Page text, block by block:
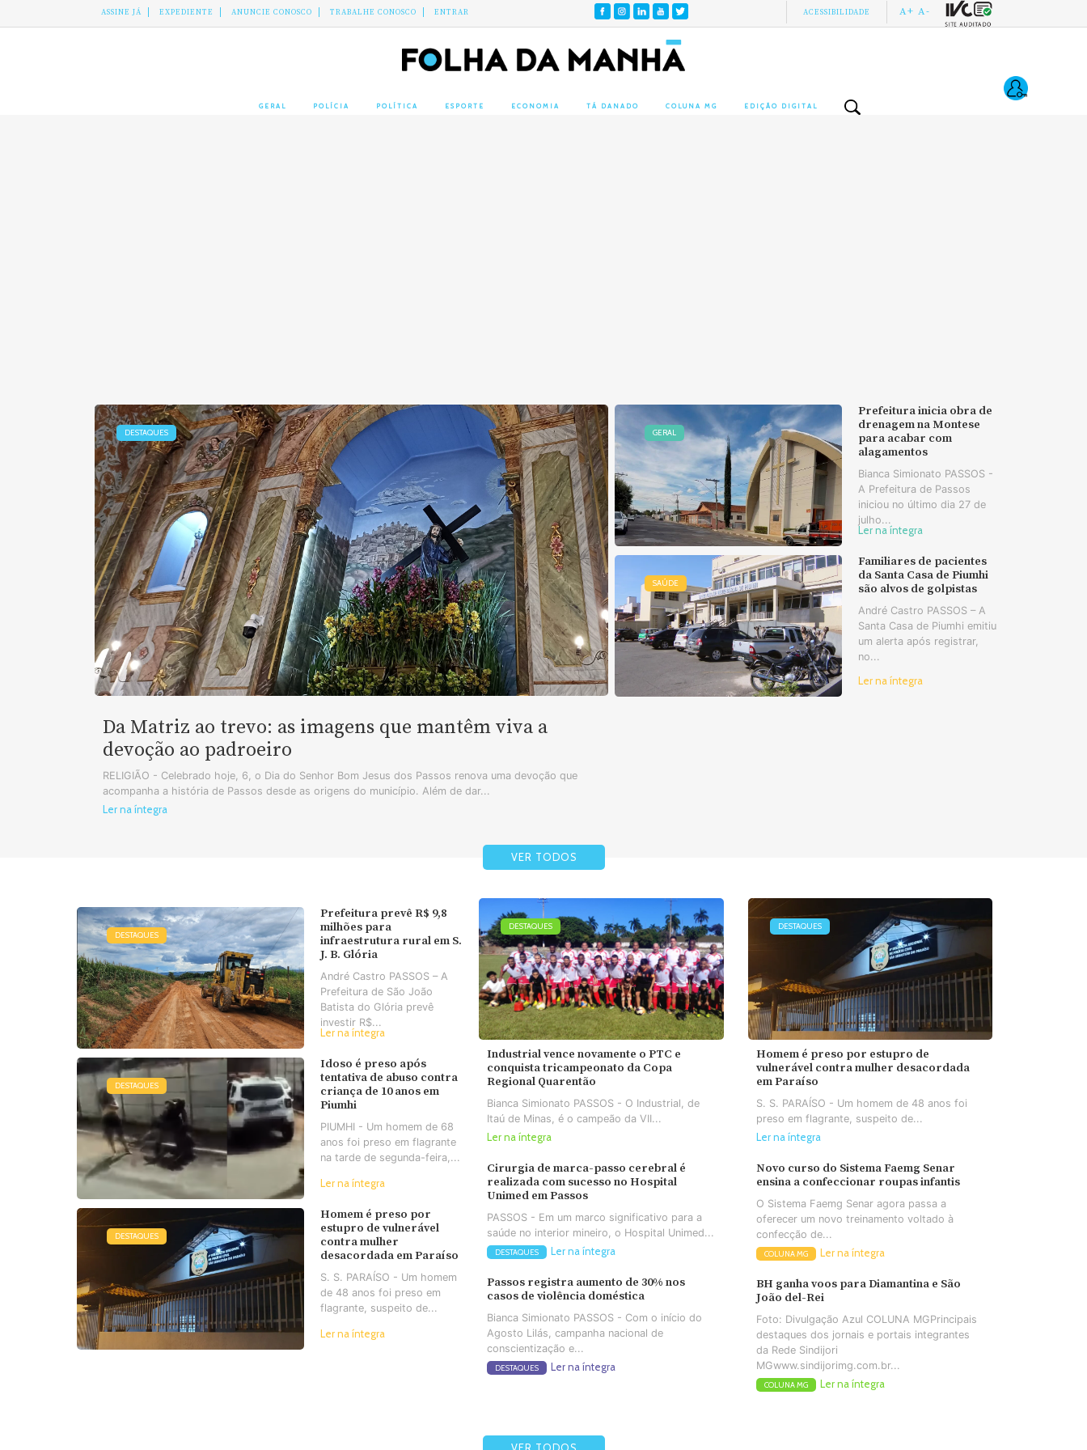
ASSINE JÁ EXPEDIENTE ANUNCIE CONOSCO TRABALHE CONOSCO ENTRAR ACESSIBILIDADE A+ A-
GERAL POLÍCIA POLÍTICA ESPORTE ECONOMIA TÁ DANADO COLUNA MG EDIÇÃO DIGITAL
DESTAQUES
Da Matriz ao trevo: as imagens que mantêm viva a
devoção ao padroeiro
RELIGIÃO - Celebrado hoje, 6, o Dia do Senhor Bom Jesus dos Passos renova uma devoção que
acompanha a história de Passos desde as origens do município. Além de dar...
Ler na íntegra
GERAL
Prefeitura inicia obra de
drenagem na Montese
para acabar com
alagamentos
Bianca Simionato PASSOS -
A Prefeitura de Passos
iniciou no último dia 27 de
julho...
Ler na íntegra
SAÚDE
Familiares de pacientes
da Santa Casa de Piumhi
são alvos de golpistas
André Castro PASSOS – A
Santa Casa de Piumhi emitiu
um alerta após registrar,
no...
Ler na íntegra
VER TODOS
DESTAQUES
Prefeitura prevê R$ 9,8
milhões para
infraestrutura rural em S.
J. B. Glória
André Castro PASSOS – A
Prefeitura de São João
Batista do Glória prevê
investir R$...
Ler na íntegra
DESTAQUES
Idoso é preso após
tentativa de abuso contra
criança de 10 anos em
Piumhi
PIUMHI - Um homem de 68
anos foi preso em flagrante
na tarde de segunda-feira,...
Ler na íntegra
DESTAQUES
Homem é preso por
estupro de vulnerável
contra mulher
desacordada em Paraíso
S. S. PARAÍSO - Um homem
de 48 anos foi preso em
flagrante, suspeito de...
Ler na íntegra
DESTAQUES
Industrial vence novamente o PTC e
conquista tricampeonato da Copa
Regional Quarentão
Bianca Simionato PASSOS - O Industrial, de
Itaú de Minas, é o campeão da VII...
Ler na íntegra
Cirurgia de marca-passo cerebral é
realizada com sucesso no Hospital
Unimed em Passos
PASSOS - Em um marco significativo para a
saúde no interior mineiro, o Hospital Unimed...
DESTAQUES Ler na íntegra
Passos registra aumento de 30% nos
casos de violência doméstica
Bianca Simionato PASSOS - Com o início do
Agosto Lilás, campanha nacional de
conscientização e...
DESTAQUES Ler na íntegra
DESTAQUES
Homem é preso por estupro de
vulnerável contra mulher desacordada
em Paraíso
S. S. PARAÍSO - Um homem de 48 anos foi
preso em flagrante, suspeito de...
Ler na íntegra
Novo curso do Sistema Faemg Senar
ensina a confeccionar roupas infantis
O Sistema Faemg Senar agora passa a
oferecer um novo treinamento voltado à
confecção de...
COLUNA MG Ler na íntegra
BH ganha voos para Diamantina e São
João del-Rei
Foto: Divulgação Azul COLUNA MGPrincipais
destaques dos jornais e portais integrantes
da Rede Sindijori
MGwww.sindijorimg.com.br...
COLUNA MG Ler na íntegra